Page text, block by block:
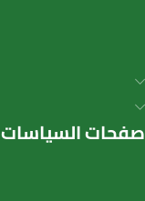
صفحات السياسات